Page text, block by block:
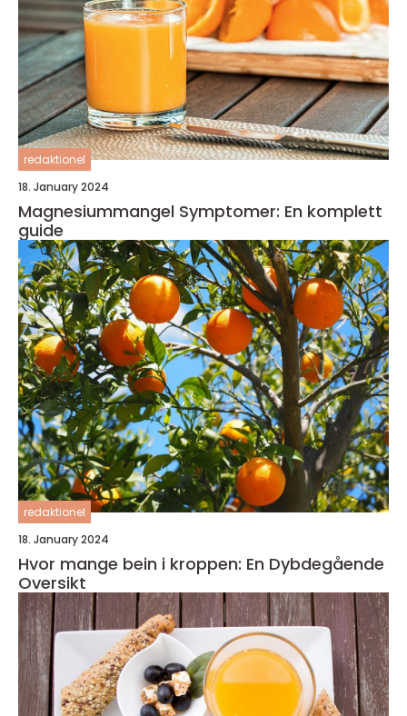
redaktionel
18. January 2024
Magnesiummangel Symptomer: En komplett
guide
redaktionel
18. January 2024
Hvor mange bein i kroppen: En Dybdegående
Oversikt